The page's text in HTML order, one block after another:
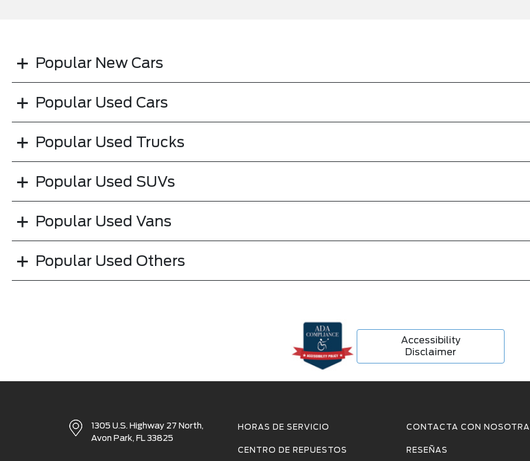
Popular New Cars
Popular Used Cars
Popular Used Trucks
Popular Used SUVs
Popular Used Vans
Popular Used Others
Accessibility
Disclaimer
1305 U.S. Highway 27 North,
Avon Park, FL 33825
HORAS DE SERVICIO
CENTRO DE REPUESTOS
CONTACTA CON
RESEÑAS